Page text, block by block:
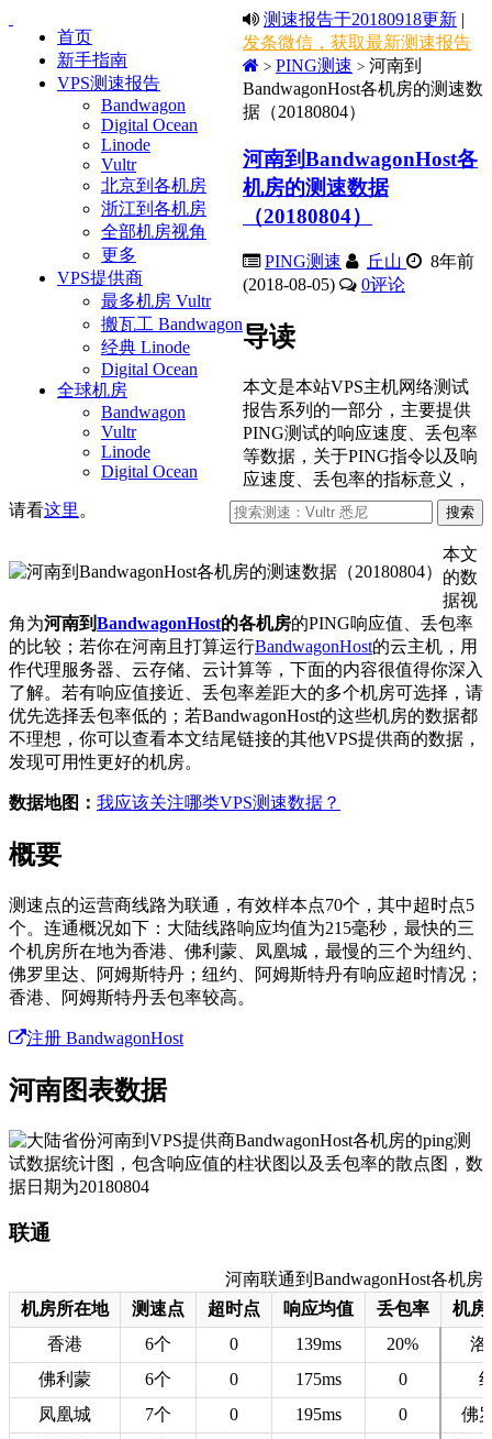
首页
新手指南
VPS测速报告
Bandwagon
Digital Ocean
Linode
Vultr
北京到各机房
浙江到各机房
全部机房视角
更多
VPS提供商
最多机房 Vultr
搬瓦工 Bandwagon
经典 Linode
Digital Ocean
全球机房
Bandwagon
Vultr
Linode
Digital Ocean
测速报告于20180918更新 |
发条微信，获取最新测速报告
> PING测速 > 河南到
BandwagonHost各机房的测速数
据（20180804）
河南到BandwagonHost各
机房的测速数据
（20180804）
PING测速 丘山
8年前
(2018-08-05)
0评论
导读
本文是本站VPS主机网络测试
报告系列的一部分，主要提供
PING测试的响应速度、丢包率
等数据，关于PING指令以及响
应速度、丢包率的指标意义，
请看这里 。
本文
的数
据视
角为河南到BandwagonHost的各机房的PING响应值、丢包率
的比较；若你在河南且打算运行BandwagonHost的云主机，用
作代理服务器、云存储、云计算等，下面的内容很值得你深入
了解。若有响应值接近、丢包率差距大的多个机房可选择，请
优先选择丢包率低的；若BandwagonHost的这些机房的数据都
不理想，你可以查看本文结尾链接的其他VPS提供商的数据，
发现可用性更好的机房。
数据地图： 我应该关注哪类VPS测速数据？
概要
测速点的运营商线路为联通，有效样本点70个，其中超时点5
个。连通概况如下：大陆线路响应均值为215毫秒，最快的三
个机房所在地为香港、佛利蒙、凤凰城，最慢的三个为纽约、
佛罗里达、阿姆斯特丹；纽约、阿姆斯特丹有响应超时情况；
香港、阿姆斯特丹丢包率较高。
注册 BandwagonHost
河南图表数据
联通
河南联通到BandwagonHost各机房
机房所在地
测速点 超时点 响应均值 丢包率
机房
香港
6个 0 139ms 20%
洛
佛利蒙
6个 0 175ms 0
凤凰城
7个 0 195ms 0
佛